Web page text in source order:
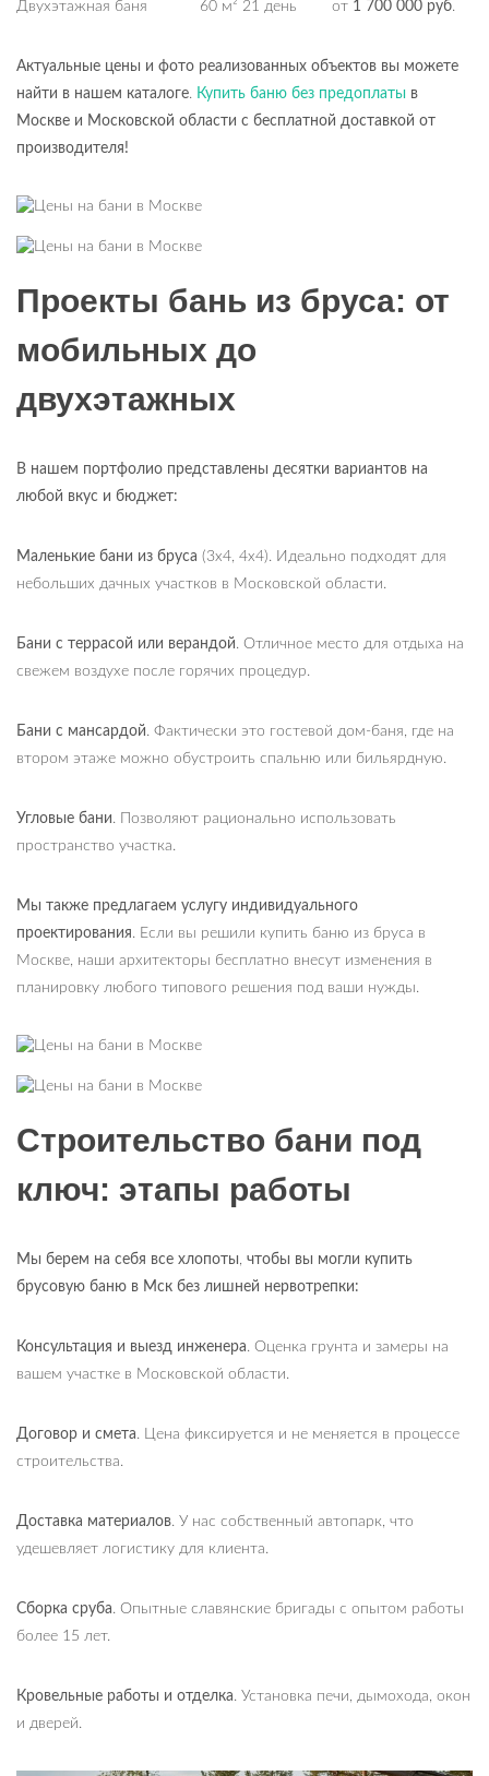
Двухэтажная баня 60 м² 21 день от 1 700 000 руб.
Актуальные цены и фото реализованных объектов вы можете
найти в нашем каталоге. Купить баню без предоплаты в
Москве и Московской области с бесплатной доставкой от
производителя!
Проекты бань из бруса: от
мобильных до
двухэтажных
В нашем портфолио представлены десятки вариантов на
любой вкус и бюджет:
Маленькие бани из бруса (3х4, 4х4). Идеально подходят для
небольших дачных участков в Московской области.
Бани с террасой или верандой. Отличное место для отдыха на
свежем воздухе после горячих процедур.
Бани с мансардой. Фактически это гостевой дом-баня, где на
втором этаже можно обустроить спальню или бильярдную.
Угловые бани. Позволяют рационально использовать
пространство участка.
Мы также предлагаем услугу индивидуального
проектирования. Если вы решили купить баню из бруса в
Москве, наши архитекторы бесплатно внесут изменения в
планировку любого типового решения под ваши нужды.
Строительство бани под
ключ: этапы работы
Мы берем на себя все хлопоты, чтобы вы могли купить
брусовую баню в Мск без лишней нервотрепки:
Консультация и выезд инженера. Оценка грунта и замеры на
вашем участке в Московской области.
Договор и смета. Цена фиксируется и не меняется в процессе
строительства.
Доставка материалов. У нас собственный автопарк, что
удешевляет логистику для клиента.
Сборка сруба. Опытные славянские бригады с опытом работы
более 15 лет.
Кровельные работы и отделка. Установка печи, дымохода, окон
и дверей.